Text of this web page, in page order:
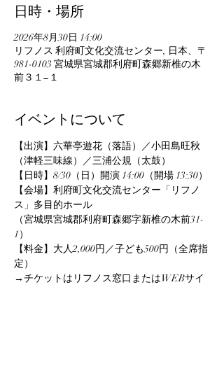
日時・場所
2026年8月30日 14:00
リフノス 利府町文化交流センター, 日本、〒
981-0103 宮城県宮城郡利府町森郷新椎の木
前３１−１
イベントについて
【出演】六華亭遊花（落語）／小田島旺秋
（津軽三味線）／三浦公規（太鼓）
【日時】8/30（日）開演 14:00（開場 13:30）
【会場】利府町文化交流センター「リフノ
ス」多目的ホール
（宮城県宮城郡利府町森郷字新椎の木前31-
1）
【料金】大人2,000円／子ども500円（全席指
定）
→チケットはリフノス窓口またはWEBサイ